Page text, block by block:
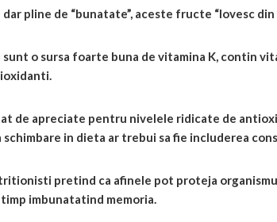
pline de “bunatate”, aceste fructe “lovesc
o sursa foarte buna de vitamina K, contin
de apreciate pentru nivelele ridicate de
schimbare in dieta ar trebui sa fie includerea
pretind ca afinele pot proteja
timp imbunatatind memoria.